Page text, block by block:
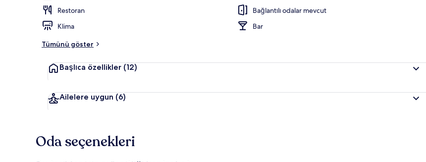
Restoran
Bağlantılı odalar mevcut
Klima
Bar
Tümünü göster
Başlıca özellikler (12)
Ailelere uygun (6)
Oda seçenekleri